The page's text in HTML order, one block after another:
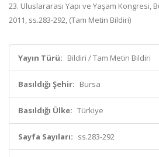
23. Uluslararası Yapı ve Yaşam Kongresi,
2011, ss.283-292, (Tam Metin Bildiri)
Yayın Türü: Bildiri / Tam Metin Bildiri
Basıldığı Şehir: Bursa
Basıldığı Ülke: Türkiye
Sayfa Sayıları: ss.283-292